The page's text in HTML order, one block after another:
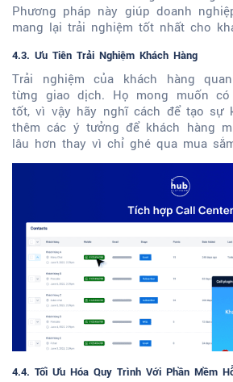
Phương pháp này giúp doanh
mang lại trải nghiệm tốt nhất cho
4.3. Ưu Tiên Trải Nghiệm Khách Hàng
Trải nghiệm của khách hàng
từng giao dịch. Họ mong muốn
tốt, vì vậy hãy nghĩ cách để tạo sự
thêm các ý tưởng để khách hàng
lâu hơn thay vì chỉ ghé qua mua
4.4. Tối Ưu Hóa Quy Trình Với Phần Mềm